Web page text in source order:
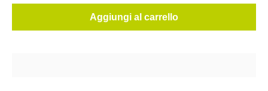
Aggiungi al carrello